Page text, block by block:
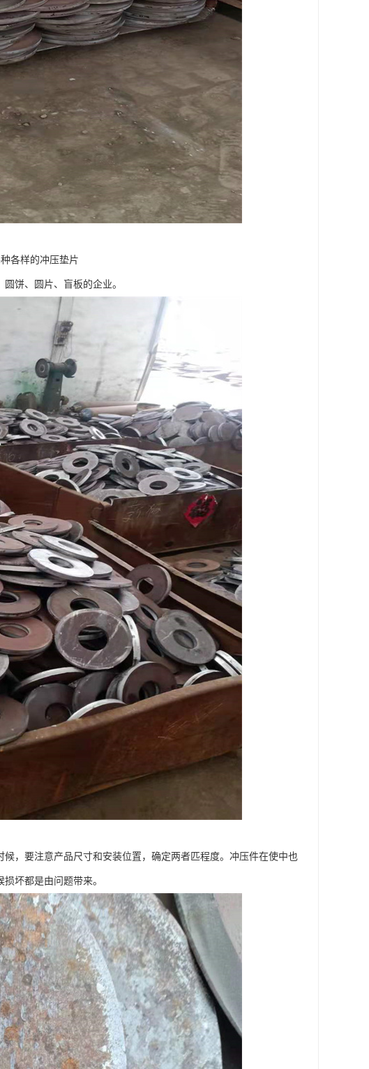
各样的冲压垫片
饼、圆片、盲板的企业。
，要注意产品尺寸和安装位置，确定两者匹程度。冲压件在使中也
坏都是由问题带来。